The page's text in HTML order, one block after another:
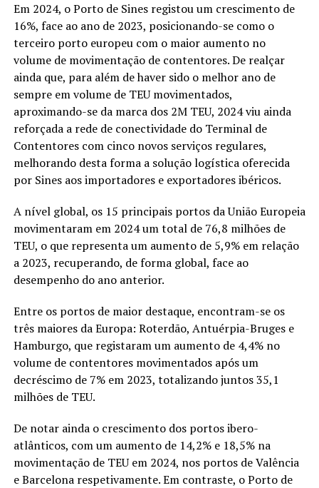
Em 2024, o Porto de Sines registou um crescimento de
16%, face ao ano de 2023, posicionando-se como o
terceiro porto europeu com o maior aumento no
volume de movimentação de contentores. De realçar
ainda que, para além de haver sido o melhor ano de
sempre em volume de TEU movimentados,
aproximando-se da marca dos 2M TEU, 2024 viu ainda
reforçada a rede de conectividade do Terminal de
Contentores com cinco novos serviços regulares,
melhorando desta forma a solução logística oferecida
por Sines aos importadores e exportadores ibéricos.
A nível global, os 15 principais portos da União Europeia
movimentaram em 2024 um total de 76,8 milhões de
TEU, o que representa um aumento de 5,9% em relação
a 2023, recuperando, de forma global, face ao
desempenho do ano anterior.
Entre os portos de maior destaque, encontram-se os
três maiores da Europa: Roterdão, Antuérpia-Bruges e
Hamburgo, que registaram um aumento de 4,4% no
volume de contentores movimentados após um
decréscimo de 7% em 2023, totalizando juntos 35,1
milhões de TEU.
De notar ainda o crescimento dos portos ibero-
atlânticos, com um aumento de 14,2% e 18,5% na
movimentação de TEU em 2024, nos portos de Valência
e Barcelona respetivamente. Em contraste, o Porto de